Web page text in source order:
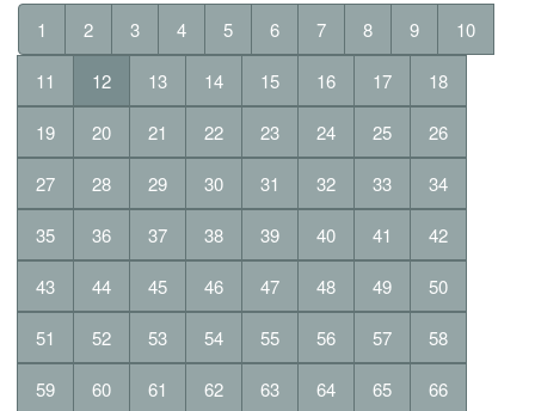
1 2 3 4 5 6 7 8 9 10
11 12 13 14 15 16 17 18
19 20 21 22 23 24 25 26
27 28 29 30 31 32 33 34
35 36 37 38 39 40 41 42
43 44 45 46 47 48 49 50
51 52 53 54 55 56 57 58
59 60 61 62 63 64 65 66